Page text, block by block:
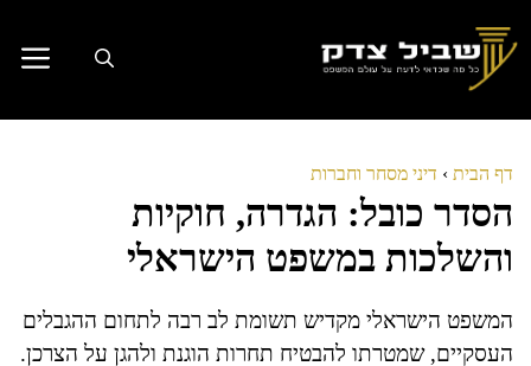
לתוכן
דף הבית › דיני מסחר וחברות
הסדר כובל: הגדרה, חוקיות
והשלכות במשפט הישראלי
המשפט הישראלי מקדיש תשומת לב רבה לתחום ההגבלים
העסקיים, שמטרתו להבטיח תחרות הוגנת ולהגן על הצרכן.